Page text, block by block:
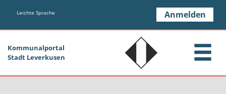
Zum Hauptinhalt springen
Leichte Sprache Anmelden
Kommunalportal
Stadt Leverkusen